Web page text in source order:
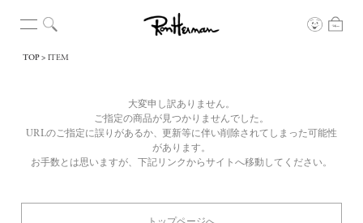
TOP ITEM
大変申し訳ありません。
ご指定の商品が見つかりませんでした。
URLのご指定に誤りがあるか、更新等に伴い削除されてしまった可能性
があります。
お手数とは思いますが、下記リンクからサイトへ移動してください。
トップページへ